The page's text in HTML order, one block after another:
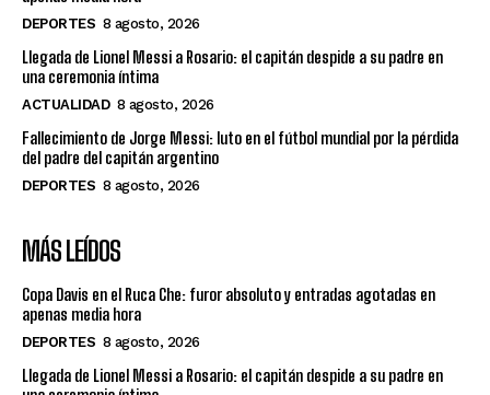
DEPORTES 8 agosto, 2026
Llegada de Lionel Messi a Rosario: el capitán despide a su padre en
una ceremonia íntima
ACTUALIDAD 8 agosto, 2026
Fallecimiento de Jorge Messi: luto en el fútbol mundial por la pérdida
del padre del capitán argentino
DEPORTES 8 agosto, 2026
MÁS LEÍDOS
Copa Davis en el Ruca Che: furor absoluto y entradas agotadas en
apenas media hora
DEPORTES 8 agosto, 2026
Llegada de Lionel Messi a Rosario: el capitán despide a su padre en